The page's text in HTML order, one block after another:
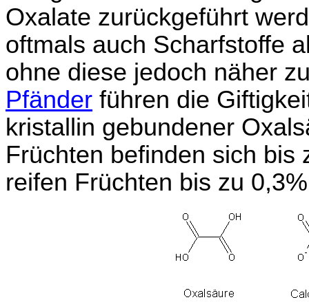
Oxalate zurückgeführt
oftmals auch Scharfstoffe
ohne diese jedoch näher
Pfänder führen die
kristallin gebundener
Früchten befinden sich bis
reifen Früchten bis zu